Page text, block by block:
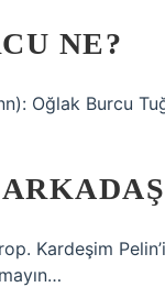
NE?
Oğlak Burcu
Kardeşim